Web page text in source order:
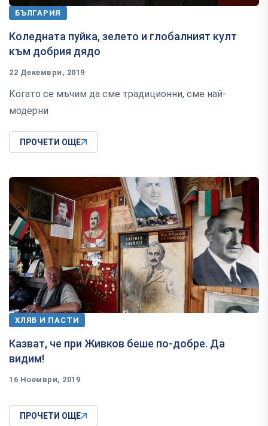
БЪЛГАРИЯ
Коледната пуйка, зелето и глобалният култ
към добрия дядо
22 Декември, 2019
Когато се мъчим да сме традиционни, сме най-
модерни
ПРОЧЕТИ ОЩЕ
ХЛЯБ И ПАСТИ
Казват, че при Живков беше по-добре. Да
видим!
16 Ноември, 2019
ПРОЧЕТИ ОЩЕ